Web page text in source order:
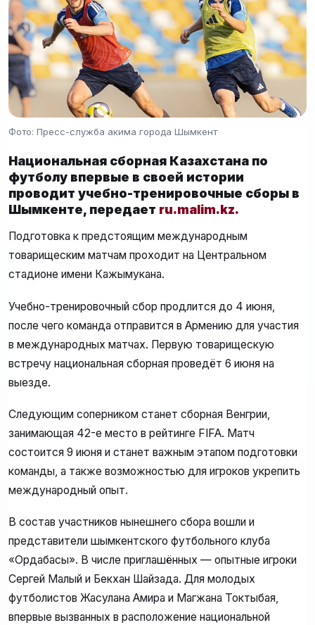
Фото: Пресс-служба акима города Шымкент
Национальная сборная Казахстана по
футболу впервые в своей истории
проводит учебно-тренировочные сборы в
Шымкенте, передает ru.malim.kz.
Подготовка к предстоящим международным
товарищеским матчам проходит на Центральном
стадионе имени Кажымукана.
Учебно-тренировочный сбор продлится до 4 июня,
после чего команда отправится в Армению для участия
в международных матчах. Первую товарищескую
встречу национальная сборная проведёт 6 июня на
выезде.
Следующим соперником станет сборная Венгрии,
занимающая 42-е место в рейтинге FIFA. Матч
состоится 9 июня и станет важным этапом подготовки
команды, а также возможностью для игроков укрепить
международный опыт.
В состав участников нынешнего сбора вошли и
представители шымкентского футбольного клуба
«Ордабасы». В числе приглашённых — опытные игроки
Сергей Малый и Бекхан Шайзада. Для молодых
футболистов Жасулана Амира и Магжана Токтыбая,
впервые вызванных в расположение национальной